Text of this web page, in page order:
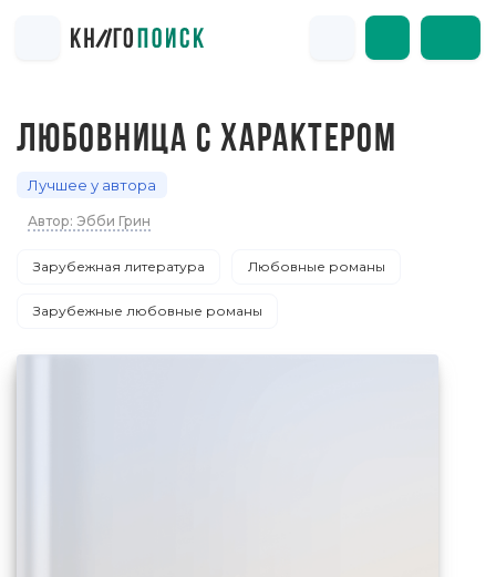
ЛЮБОВНИЦА С ХАРАКТЕРОМ
Лучшее у автора
Автор: Эбби Грин
Зарубежная литература Любовные романы
Зарубежные любовные романы